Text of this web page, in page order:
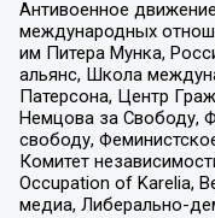
Антивоенное
международных
им Питера Мунка,
альянс, Школа
Патерсона, Центр
Немцова за Свободу,
свободу,
Комитет
Occupation of Karelia,
медиа, Либерально-